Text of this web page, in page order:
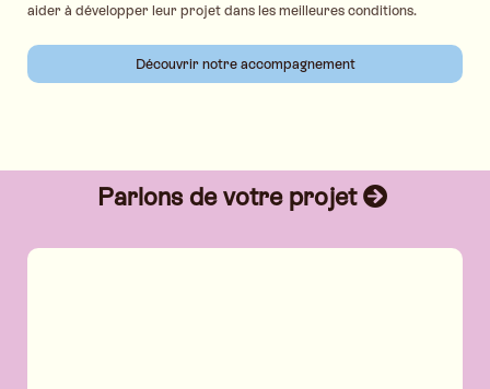
aider à développer leur projet dans les meilleures conditions.
Découvrir notre accompagnement
Parlons de votre projet